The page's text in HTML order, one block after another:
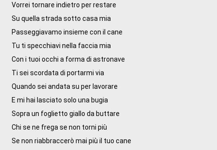
Vorrei tornare indietro per restare
Su quella strada sotto casa mia
Passeggiavamo insieme con il cane
Tu ti specchiavi nella faccia mia
Con i tuoi occhi a forma di astronave
Ti sei scordata di portarmi via
Quando sei andata su per lavorare
E mi hai lasciato solo una bugia
Sopra un foglietto giallo da buttare
Chi se ne frega se non torni più
Se non riabbraccerò mai più il tuo cane